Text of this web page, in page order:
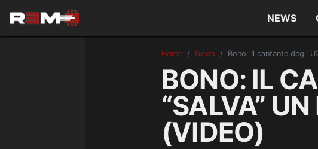
NEWS
Home News Bono: Il cantante degli
BONO: IL
“SALVA”
(VIDEO)